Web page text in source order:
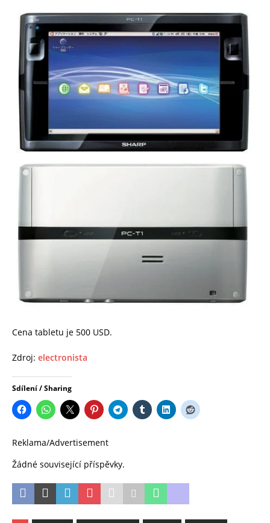
Cena tabletu je 500 USD.
Zdroj: electronista
Sdílení / Sharing
Reklama/Advertisement
Žádné související příspěvky.